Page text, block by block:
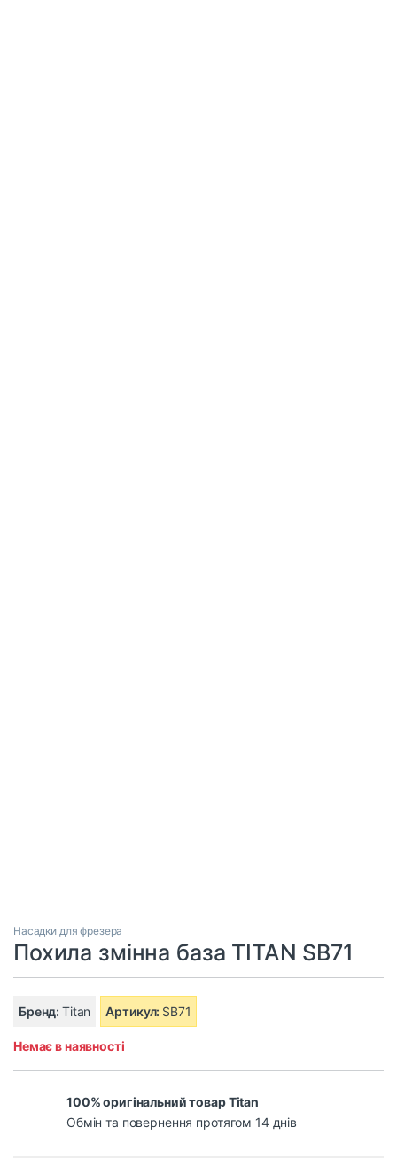
Насадки для фрезера
Похила змінна база TITAN SB71
Бренд:Titan Артикул: SB71
Немає в наявності
100% оригінальний товар Titan
Обмін та повернення протягом 14 днів